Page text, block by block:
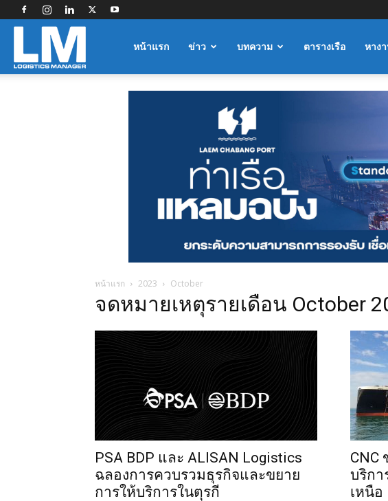
Logisticsหน้าแรก ข่าว บทความ ตารางเรือ หาง
หน้าแรก 2023 October
จดหมายเหตุรายเดือน October
PSA BDP และ ALISAN Logistics
ฉลองการควบรวมธุรกิจและขยาย
การให้บริการในตุรกี
CNC
บริกา
เหนือ